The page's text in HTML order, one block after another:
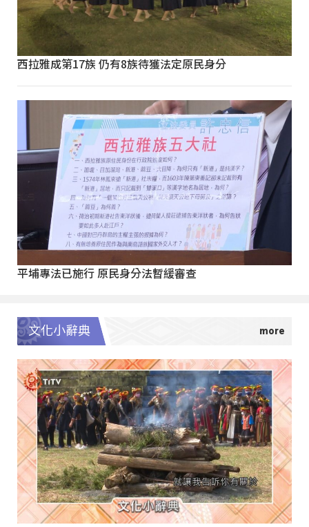
西拉雅成第17族 仍有8族待獲法定原民身分
平埔專法已施行 原民身分法暫緩審查
文化小辭典